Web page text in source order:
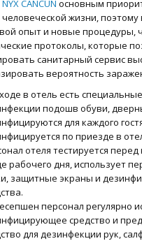
NYX CANCUN основным
жизни, поэтому
опыт и новые процедуры,
протоколы, которые
санитарный сервис
вероятность
в отель есть
подошв обуви,
для каждого
по приезде в
отеля тестируется
рабочего дня, использует
защитные экраны и
персонал регулярно
средство и
для дезинфекции рук,